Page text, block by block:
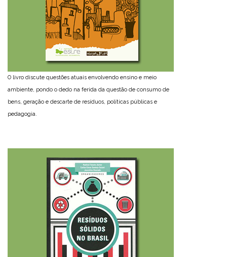
O livro discute questões atuais envolvendo ensino e meio
ambiente, pondo o dedo na ferida da questão de consumo de
bens, geração e descarte de resíduos, políticas públicas e
pedagogia.